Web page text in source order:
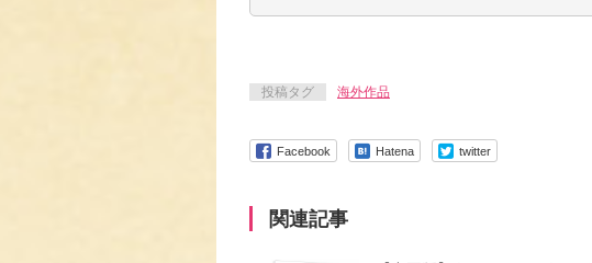
投稿タグ 海外作品
Facebook Hatena twitter
関連記事